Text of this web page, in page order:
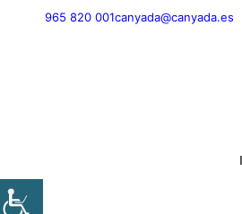
965 820 001canyada@canyada.es